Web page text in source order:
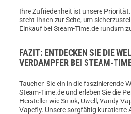
Ihre Zufriedenheit ist unsere
steht Ihnen zur Seite, um
Einkauf bei Steam-Time.de rundum
FAZIT: ENTDECKEN SIE DIE
VERDAMPFER BEI STEAM-
Tauchen Sie ein in die faszinierende
Steam-Time.de und erleben Sie die
Hersteller wie Smok, Uwell, Vandy
Vapefly. Unsere sorgfältig kuratierte